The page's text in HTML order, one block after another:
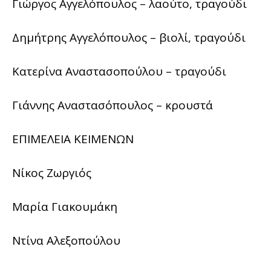
Γιώργος Αγγελόπουλος – λαούτο, τραγούδι
Δημήτρης Αγγελόπουλος – βιολί, τραγούδι
Κατερίνα Αναστασοπούλου – τραγούδι
Γιάννης Αναστασόπουλος – κρουστά
ΕΠΙΜΕΛΕΙΑ ΚΕΙΜΕΝΩΝ
Νίκος Ζωργιός
Μαρία Γιακουμάκη
Ντίνα Αλεξοπούλου